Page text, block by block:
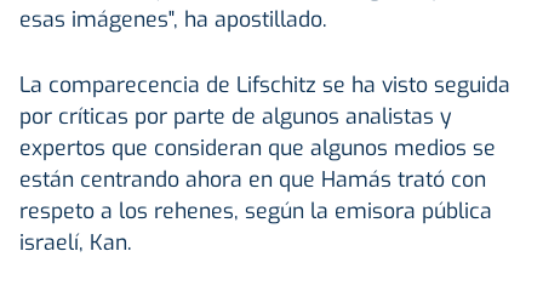
esas imágenes", ha apostillado.
La comparecencia de Lifschitz se ha visto seguida
por críticas por parte de algunos analistas y
expertos que consideran que algunos medios se
están centrando ahora en que Hamás trató con
respeto a los rehenes, según la emisora pública
israelí, Kan.